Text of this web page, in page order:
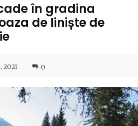
în gradina
de liniște de
2021 0